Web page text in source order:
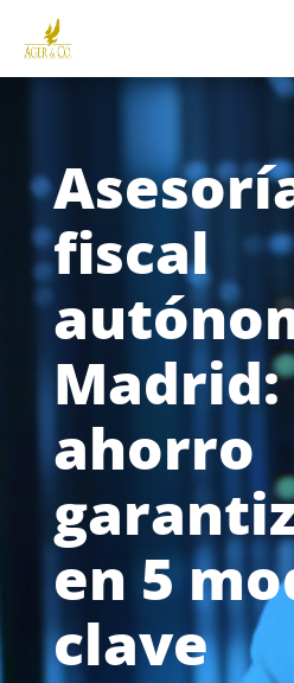
fiscal
Madrid:
ahorro
en 5
clave